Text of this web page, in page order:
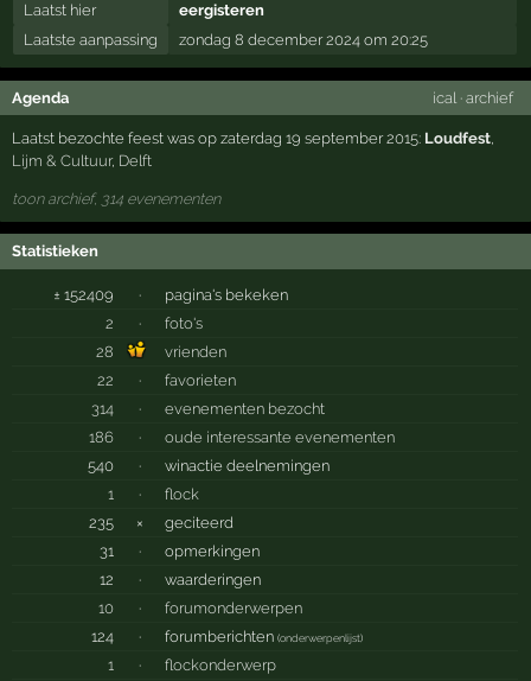
Laatst hier
eergisteren
Laatste aanpassing
zondag 8 december 2024 om 20:25
Agenda ical · archief
Laatst bezochte feest was op zaterdag 19 september 2015: Loudfest,
Lijm & Cultuur, Delft
toon archief, 314 evenementen
Statistieken
± 152409 ·
pagina's bekeken
2
·
foto's
28
vrienden
22
·
favorieten
314
·
evenementen bezocht
186
·
oude interessante evenementen
540
·
winactie deelnemingen
1
·
flock
235
×
geciteerd
31
·
opmerkingen
12
·
waarderingen
10
·
forumonderwerpen
124
· forumberichten(onderwerpenlijst)
1 · flockonderwerp